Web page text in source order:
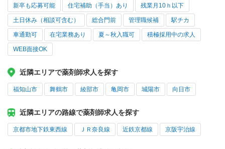
新卒も応募可能 住宅補助（手当）あり 残業月10ｈ以下
土日休み（相談可含む） 総合門前 管理職候補 駅チカ
車通勤可 在宅業務あり 夏～秋入職可 積極採用中の求人
WEB面接OK
近隣エリアで薬剤師求人を探す
福知山市 舞鶴市 綾部市 亀岡市 城陽市 向日市
近隣エリアの路線で薬剤師求人を探す
京都市地下鉄東西線 ＪＲ奈良線 近鉄京都線 京阪宇治線